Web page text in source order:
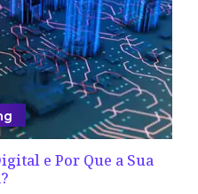
e Por Que a Sua